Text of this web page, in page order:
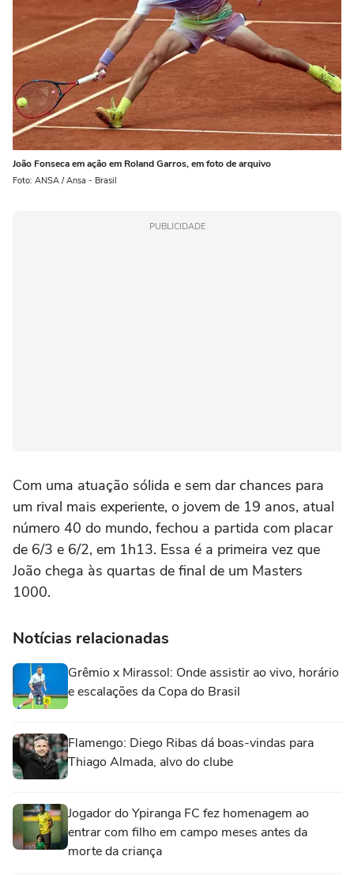
João Fonseca em ação em Roland Garros, em foto de arquivo
Foto: ANSA / Ansa - Brasil
PUBLICIDADE
Com uma atuação sólida e sem dar chances para
um rival mais experiente, o jovem de 19 anos, atual
número 40 do mundo, fechou a partida com placar
de 6/3 e 6/2, em 1h13. Essa é a primeira vez que
João chega às quartas de final de um Masters
1000.
Notícias relacionadas
Grêmio x Mirassol: Onde assistir ao vivo, horário
e escalações da Copa do Brasil
Flamengo: Diego Ribas dá boas-vindas para
Thiago Almada, alvo do clube
Jogador do Ypiranga FC fez homenagem ao
entrar com filho em campo meses antes da
morte da criança